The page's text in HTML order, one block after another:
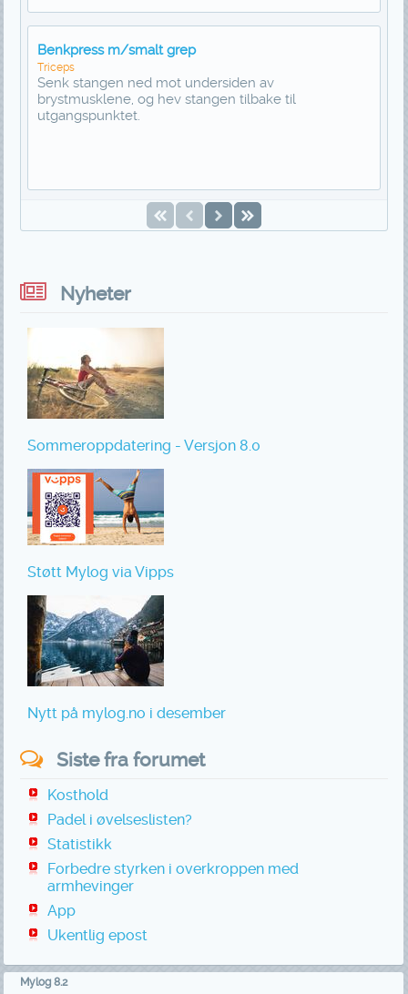
Benkpress m/smalt grep
Triceps
Senk stangen ned mot undersiden av
brystmusklene, og hev stangen tilbake til
utgangspunktet.
Nyheter
Sommeroppdatering - Versjon 8.0
Støtt Mylog via Vipps
Nytt på mylog.no i desember
Siste fra forumet
Kosthold
Padel i øvelseslisten?
Statistikk
Forbedre styrken i overkroppen med
armhevinger
App
Ukentlig epost
Mylog 8.2